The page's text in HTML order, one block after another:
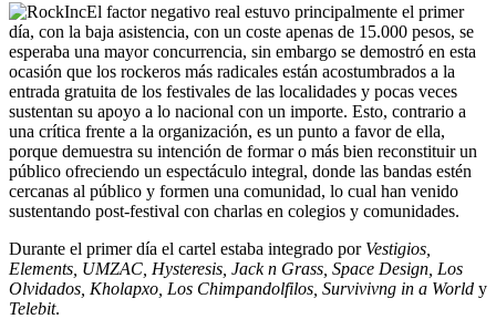
El factor negativo real estuvo principalmente el primer
día, con la baja asistencia, con un coste apenas de 15.000 pesos, se
esperaba una mayor concurrencia, sin embargo se demostró en esta
ocasión que los rockeros más radicales están acostumbrados a la
entrada gratuita de los festivales de las localidades y pocas veces
sustentan su apoyo a lo nacional con un importe. Esto, contrario a
una crítica frente a la organización, es un punto a favor de ella,
porque demuestra su intención de formar o más bien reconstituir un
público ofreciendo un espectáculo integral, donde las bandas estén
cercanas al público y formen una comunidad, lo cual han venido
sustentando post-festival con charlas en colegios y comunidades.
Durante el primer día el cartel estaba integrado por Vestigios,
Elements, UMZAC, Hysteresis, Jack n Grass, Space Design, Los
Olvidados, Kholapxo, Los Chimpandolfilos, Survivivng in a World y
Telebit.